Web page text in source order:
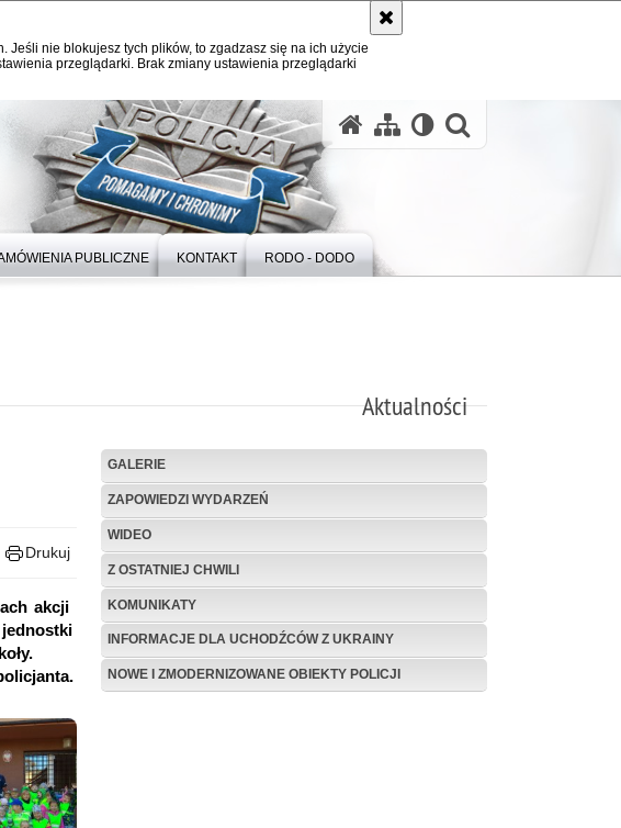
Jeśli nie blokujesz tych plików, to zgadzasz się na ich użycie
przeglądarki. Brak zmiany ustawienia przeglądarki
PUBLICZNE KONTAKT RODO - DODO
Aktualności
Drukuj
akcji
GALERIE
ZAPOWIEDZI WYDARZEŃ
WIDEO
Z OSTATNIEJ CHWILI
KOMUNIKATY
INFORMACJE DLA UCHODŹCÓW Z UKRAINY
NOWE I ZMODERNIZOWANE OBIEKTY POLICJI